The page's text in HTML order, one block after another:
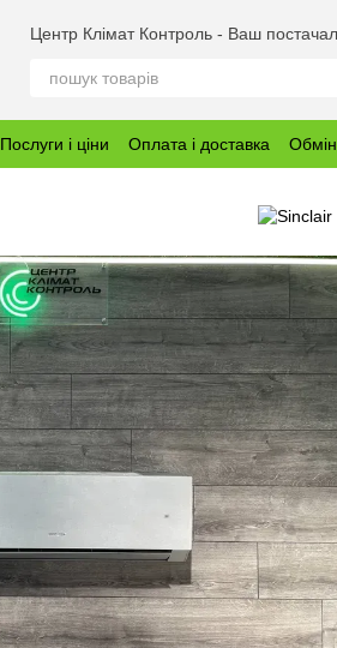
Центр Клімат Контроль - Ваш
Послуги і ціни Оплата і доставка